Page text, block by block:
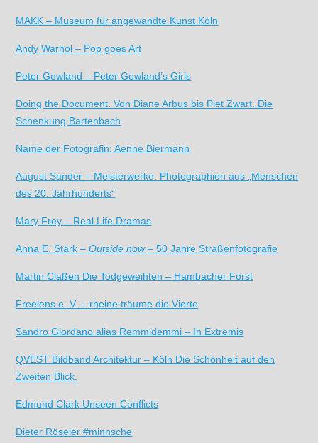
MAKK – Museum für angewandte Kunst Köln
Andy Warhol – Pop goes Art
Peter Gowland – Peter Gowland’s Girls
Doing the Document. Von Diane Arbus bis Piet Zwart. Die
Schenkung Bartenbach
Name der Fotografin: Aenne Biermann
August Sander – Meisterwerke. Photographien aus „Menschen
des 20. Jahrhunderts“
Mary Frey – Real Life Dramas
Anna E. Stärk –Outside now– 50 Jahre Straßenfotografie
Martin Claßen Die Todgeweihten – Hambacher Forst
Freelens e. V. – rheine träume die Vierte
Sandro Giordano alias Remmidemmi – In Extremis
QVEST Bildband Architektur – Köln Die Schönheit auf den
Zweiten Blick.
Edmund Clark Unseen Conflicts
Dieter Röseler #minnsche